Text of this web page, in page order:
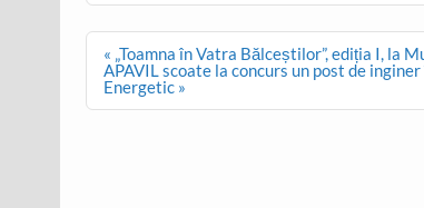
Post
navigation
« „Toamna în Vatra Bălceștilor”, ediția I, la
APAVIL scoate la concurs un post de
Energetic »